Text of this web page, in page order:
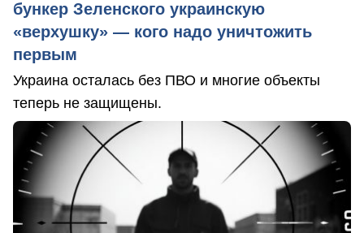
бункер Зеленского украинскую
«верхушку» — кого надо уничтожить
первым
Украина осталась без ПВО и многие объекты
теперь не защищены.